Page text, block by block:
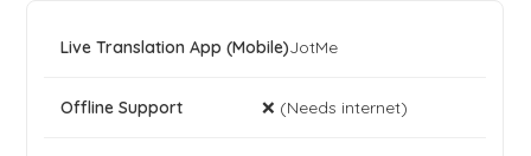
JotMe
❌ (Needs internet)